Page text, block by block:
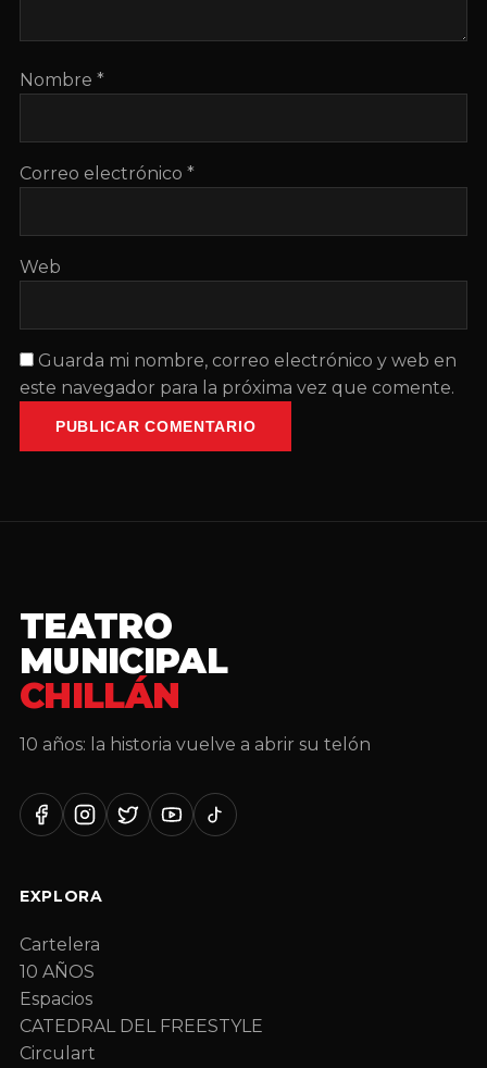
Nombre *
Correo electrónico *
Web
Guarda mi nombre, correo electrónico y web en
este navegador para la próxima vez que comente.
PUBLICAR COMENTARIO
TEATRO
MUNICIPAL
CHILLÁN
10 años: la historia vuelve a abrir su telón
EXPLORA
Cartelera
10 AÑOS
Espacios
CATEDRAL DEL FREESTYLE
Circulart